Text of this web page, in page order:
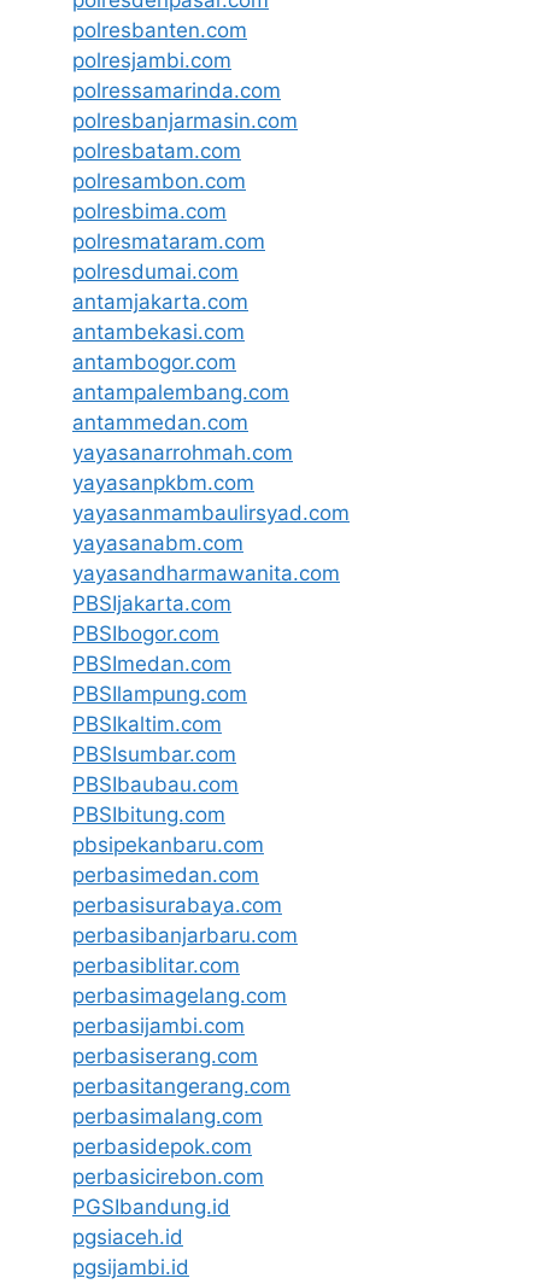
polresbanten.com
polresjambi.com
polressamarinda.com
polresbanjarmasin.com
polresbatam.com
polresambon.com
polresbima.com
polresmataram.com
polresdumai.com
antamjakarta.com
antambekasi.com
antambogor.com
antampalembang.com
antammedan.com
yayasanarrohmah.com
yayasanpkbm.com
yayasanmambaulirsyad.com
yayasanabm.com
yayasandharmawanita.com
PBSIjakarta.com
PBSIbogor.com
PBSImedan.com
PBSIlampung.com
PBSIkaltim.com
PBSIsumbar.com
PBSIbaubau.com
PBSIbitung.com
pbsipekanbaru.com
perbasimedan.com
perbasisurabaya.com
perbasibanjarbaru.com
perbasiblitar.com
perbasimagelang.com
perbasijambi.com
perbasiserang.com
perbasitangerang.com
perbasimalang.com
perbasidepok.com
perbasicirebon.com
PGSIbandung.id
pgsiaceh.id
pgsijambi.id